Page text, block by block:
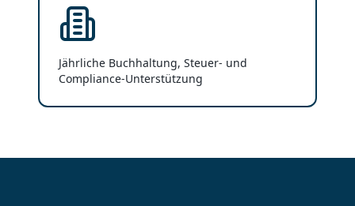
Jährliche Buchhaltung, Steuer- und
Compliance-Unterstützung